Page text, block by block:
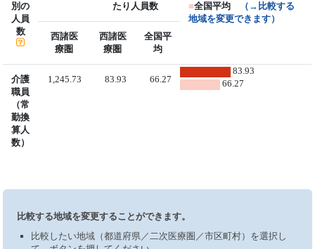
別の
人員
数
たり人員数
■全国平均
（→比較する
地域を変更できます）
西諸医
療圏
西諸医
療圏
全国平
均
介護
職員
（常
勤換
算人
数）
1,245.73 83.93 66.27
83.93
66.27
比較する地域を変更することができます。
比較したい地域（都道府県／二次医療圏／市区町村）を選択し